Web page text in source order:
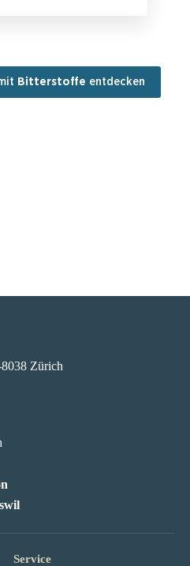
Bitterstoffe entdecken
8038 Zürich
Service